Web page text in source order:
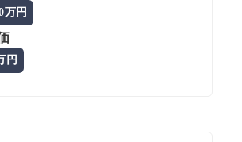
万円
円